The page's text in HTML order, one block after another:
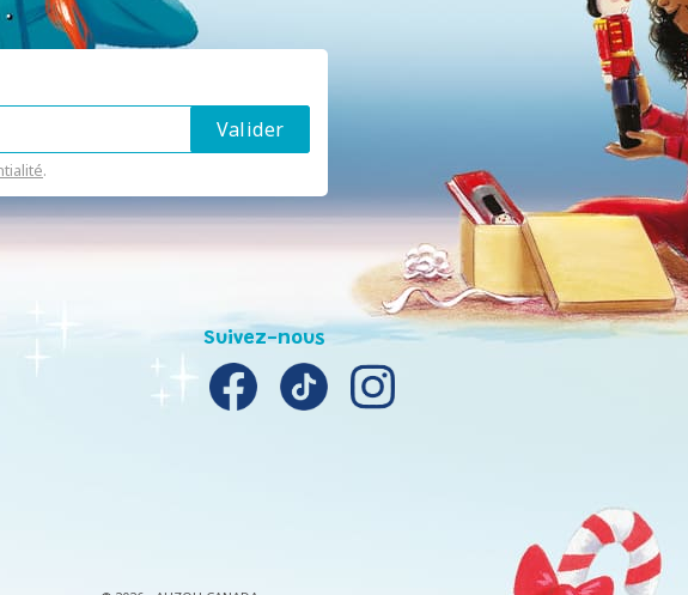
.
Suivez-nous